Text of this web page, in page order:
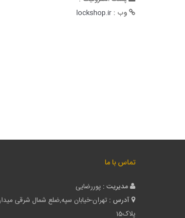
وب : lockshop.ir
تماس با ما
مدیریت : پوررضایی
آدرس : تهران-خیابان سپه,ضلع شمال شرقی
پلاک15